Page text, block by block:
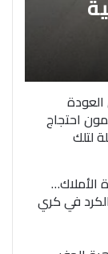
احتجاج
لتلك
الأملاك…
في كري